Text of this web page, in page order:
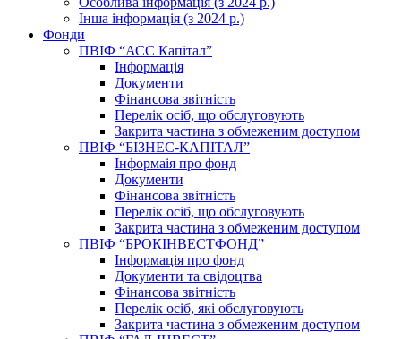
Інша інформація (з 2024 р.)
Фонди
ПВІФ “АСС Капітал”
Інформація
Документи
Фінансова звітність
Перелік осіб, що обслуговують
Закрита частина з обмеженим доступом
ПВІФ “БІЗНЕС-КАПІТАЛ”
Інформаія про фонд
Документи
Фінансова звітність
Перелік осіб, що обслуговують
Закрита частина з обмеженим доступом
ПВІФ “БРОКІНВЕСТФОНД”
Інформація про фонд
Документи та свідоцтва
Фінансова звітність
Перелік осіб, які обслуговують
Закрита частина з обмеженим доступом